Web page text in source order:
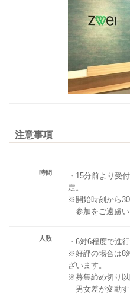
注意事項
時間
・15分前より受
定。
※開始時刻から
参加をご遠慮い
人数
・6対6程度で進
※好評の場合は8
ざいます。
※募集締め切り
男女差が変動す